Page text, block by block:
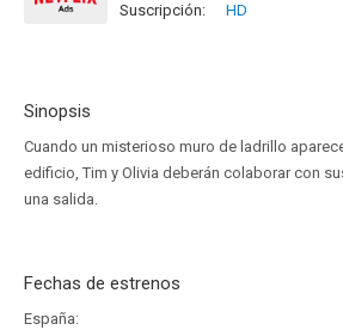
Suscripción:
HD
Sinopsis
Cuando un misterioso muro de ladrillo
edificio, Tim y Olivia deberán colaborar con
una salida.
Fechas de estrenos
España: